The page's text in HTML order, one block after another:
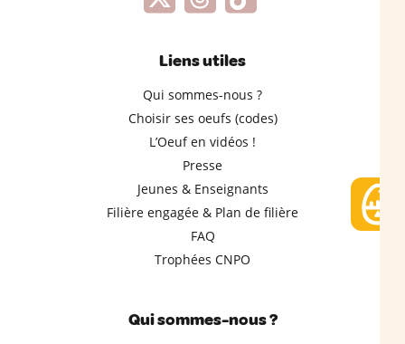
Liens utiles
Qui sommes-nous ?
Choisir ses oeufs (codes)
L’Oeuf en vidéos !
Presse
Jeunes & Enseignants
Filière engagée & Plan de filière
FAQ
Trophées CNPO
Qui sommes-nous ?